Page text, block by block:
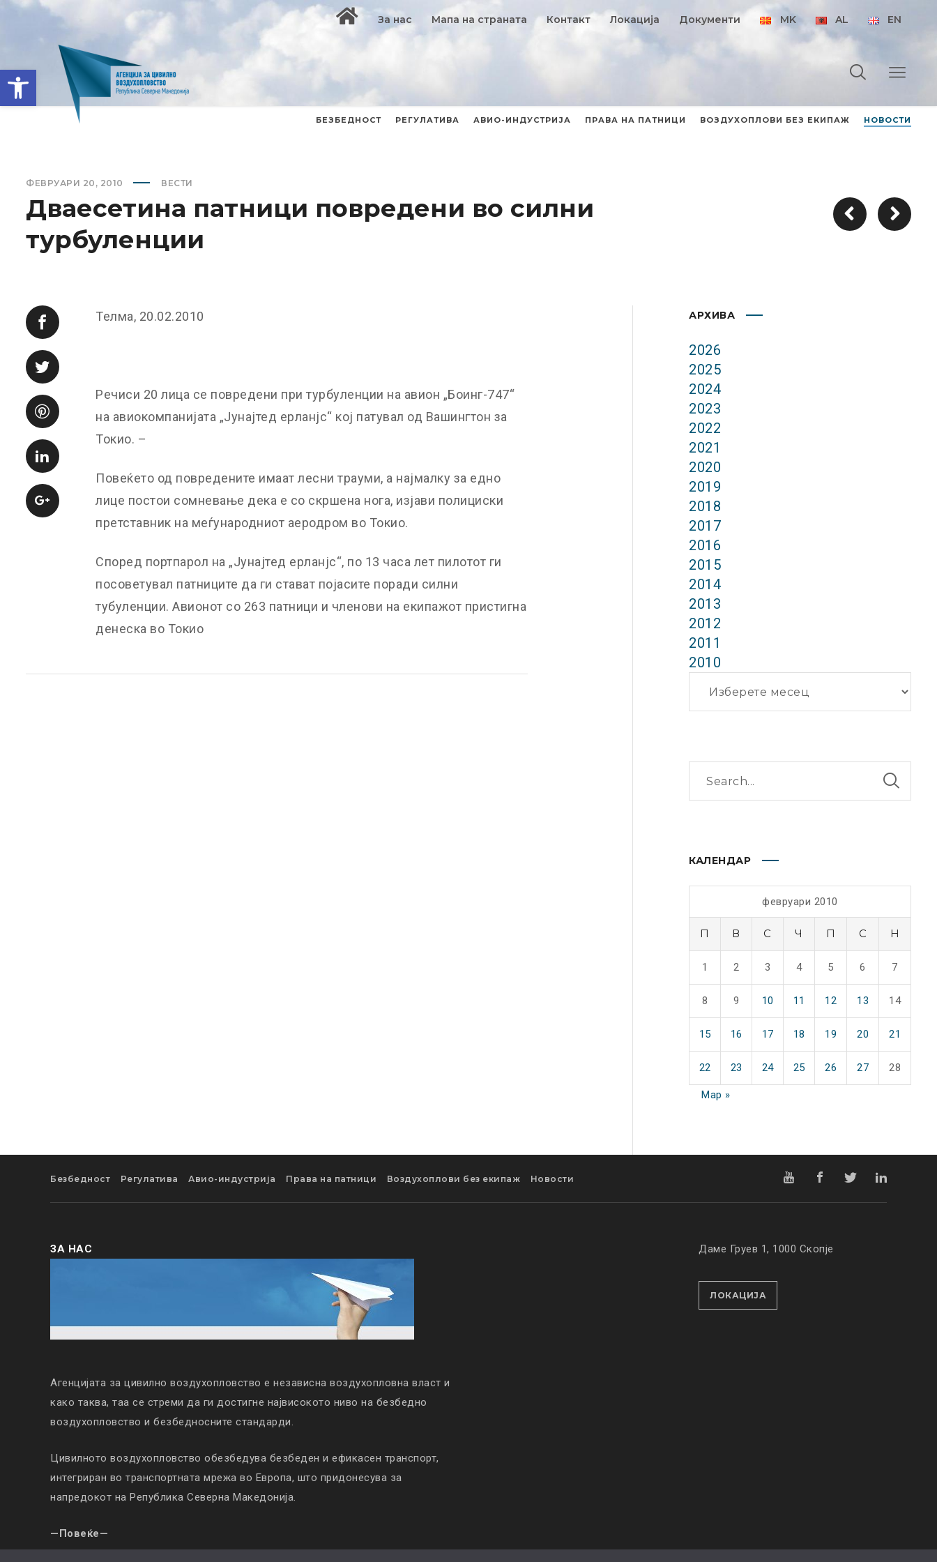
Open toolbar
За нас Мапа на страната Контакт Локација Документи MK AL EN
БЕЗБЕДНОСТ РЕГУЛАТИВА АВИО-ИНДУСТРИЈА ПРАВА НА ПАТНИЦИ ВОЗДУХОПЛОВИ БЕЗ ЕКИПАЖ НОВОСТИ
ФЕВРУАРИ 20, 2010 ВЕСТИ
Дваесетина патници повредени во силни
турбуленции
Телма, 20.02.2010
Речиси 20 лица се повредени при турбуленции на авион „Боинг-747“
на авиокомпанијата „Јунајтед ерланјс“ кој патувал од Вашингтон за
Токио. –
Повеќето од повредените имаат лесни трауми, а најмалку за едно
лице постои сомневање дека е со скршена нога, изјави полициски
претставник на меѓународниот аеродром во Токио.
Според портпарол на „Јунајтед ерланјс“, по 13 часа лет пилотот ги
посоветувал патниците да ги стават појасите поради силни
тубуленции. Авионот со 263 патници и членови на екипажот пристигна
денеска во Токио
АРХИВА
2026
2025
2024
2023
2022
2021
2020
2019
2018
2017
2016
2015
2014
2013
2012
2011
2010
КАЛЕНДАР
февруари 2010
П В С Ч П С Н
1 2 3 4 5 6 7
8 9 10 11 12 13 14
15 16 17 18 19 20 21
22 23 24 25 26 27 28
Мар »
Безбедност Регулатива Авио-индустрија Права на патници Воздухоплови без екипаж Новости
ЗА НАС
Агенцијата за цивилно воздухопловство е независна воздухопловна власт и
како таква, таа се стреми да ги достигне највисокото ниво на безбедно
воздухопловство и безбедносните стандарди.
Цивилното воздухопловство обезбедува безбеден и ефикасен транспорт,
интегриран во транспортната мрежа во Европа, што придонесува за
напредокот на Република Северна Македонија.
—Повеќе—
Даме Груев 1, 1000 Скопје
ЛОКАЦИЈА